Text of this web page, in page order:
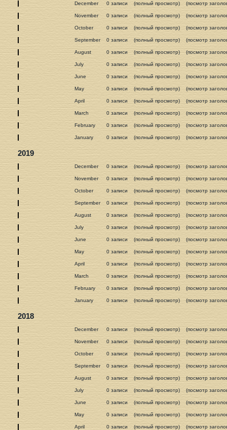
December 0 записи (полный просмотр) (посмотр
November 0 записи (полный просмотр) (посмотр
October 0 записи (полный просмотр) (посмотр
September 0 записи (полный просмотр) (посмотр
August 0 записи (полный просмотр) (посмотр
July 0 записи (полный просмотр) (посмотр
June 0 записи (полный просмотр) (посмотр
May 0 записи (полный просмотр) (посмотр
April 0 записи (полный просмотр) (посмотр
March 0 записи (полный просмотр) (посмотр
February 0 записи (полный просмотр) (посмотр
January 0 записи (полный просмотр) (посмотр
2019
December 0 записи (полный просмотр) (посмотр
November 0 записи (полный просмотр) (посмотр
October 0 записи (полный просмотр) (посмотр
September 0 записи (полный просмотр) (посмотр
August 0 записи (полный просмотр) (посмотр
July 0 записи (полный просмотр) (посмотр
June 0 записи (полный просмотр) (посмотр
May 0 записи (полный просмотр) (посмотр
April 0 записи (полный просмотр) (посмотр
March 0 записи (полный просмотр) (посмотр
February 0 записи (полный просмотр) (посмотр
January 0 записи (полный просмотр) (посмотр
2018
December 0 записи (полный просмотр) (посмотр
November 0 записи (полный просмотр) (посмотр
October 0 записи (полный просмотр) (посмотр
September 0 записи (полный просмотр) (посмотр
August 0 записи (полный просмотр) (посмотр
July 0 записи (полный просмотр) (посмотр
June 0 записи (полный просмотр) (посмотр
May 0 записи (полный просмотр) (посмотр
April 0 записи (полный просмотр) (посмотр